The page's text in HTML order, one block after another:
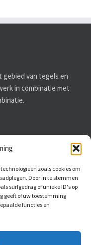
zoals cookies om
Door in te stemmen
surfgedrag of unieke ID's op
geeft of uw toestemming
functies en
gebied van tegels en
in combinatie met